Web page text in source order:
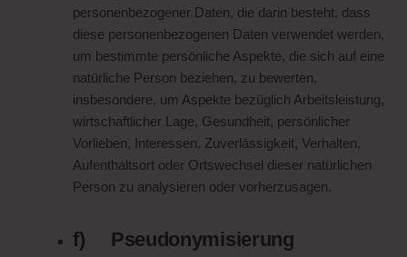
personenbezogener Daten, die darin besteht, dass
diese personenbezogenen Daten verwendet werden,
um bestimmte persönliche Aspekte, die sich auf eine
natürliche Person beziehen, zu bewerten,
insbesondere, um Aspekte bezüglich Arbeitsleistung,
wirtschaftlicher Lage, Gesundheit, persönlicher
Vorlieben, Interessen, Zuverlässigkeit, Verhalten,
Aufenthaltsort oder Ortswechsel dieser natürlichen
Person zu analysieren oder vorherzusagen.
f) Pseudonymisierung